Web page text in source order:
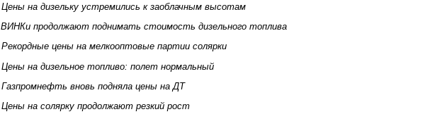
Цены на дизельку устремились к заоблачным высотам
ВИНКи продолжают поднимать стоимость дизельного топлива
Рекордные цены на мелкооптовые партии солярки
Цены на дизельное топливо: полет нормальный
Газпромнефть вновь подняла цены на ДТ
Цены на солярку продолжают резкий рост